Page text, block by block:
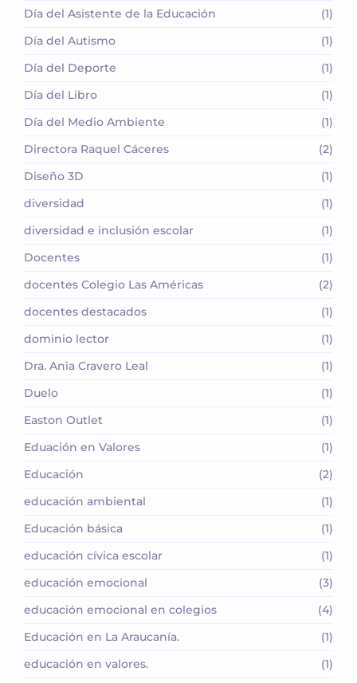
Día del Asistente de la Educación
(1)
Día del Autismo
(1)
Día del Deporte
(1)
Día del Libro
(1)
Día del Medio Ambiente
(1)
Directora Raquel Cáceres
(2)
Diseño 3D
(1)
diversidad
(1)
diversidad e inclusión escolar
(1)
Docentes
(1)
docentes Colegio Las Américas
(2)
docentes destacados
(1)
dominio lector
(1)
Dra. Ania Cravero Leal
(1)
Duelo
(1)
Easton Outlet
(1)
Eduación en Valores
(1)
Educación
(2)
educación ambiental
(1)
Educación básica
(1)
educación cívica escolar
(1)
educación emocional
(3)
educación emocional en colegios
(4)
Educación en La Araucanía.
(1)
educación en valores.
(1)